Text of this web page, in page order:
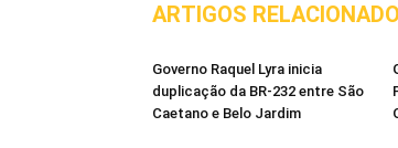
ARTIGOS
Governo Raquel Lyra inicia
duplicação da BR-232 entre São
Caetano e Belo Jardim